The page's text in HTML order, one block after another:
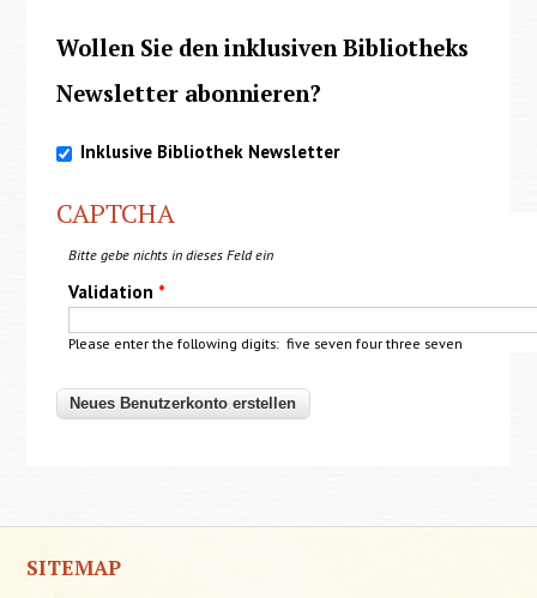
Wollen Sie den inklusiven Bibliotheks
Newsletter abonnieren?
Inklusive Bibliothek Newsletter
CAPTCHA
Bitte gebe nichts in dieses Feld ein
Validation *
Please enter the following digits: five seven four three seven
SITEMAP